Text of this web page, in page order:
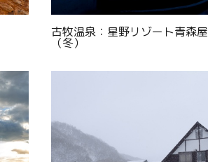
古牧温泉：星野リゾート青森屋
（冬）
Line